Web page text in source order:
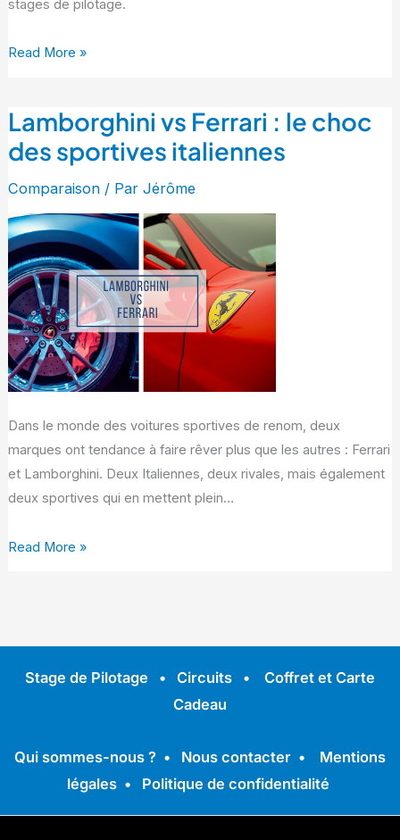
stages de pilotage.
Read More »
Lamborghini vs Ferrari : le choc
des sportives italiennes
Comparaison/ Par Jérôme
Dans le monde des voitures sportives de renom, deux
marques ont tendance à faire rêver plus que les autres : Ferrari
et Lamborghini. Deux Italiennes, deux rivales, mais également
deux sportives qui en mettent plein…
Lamborghini
vs
Ferrari
:
le
choc
des
sportives
italiennes
Read More »
Stage de Pilotage • Circuits • Coffret et Carte
Cadeau
Qui sommes-nous ? • Nous contacter • Mentions
légales • Politique de confidentialité